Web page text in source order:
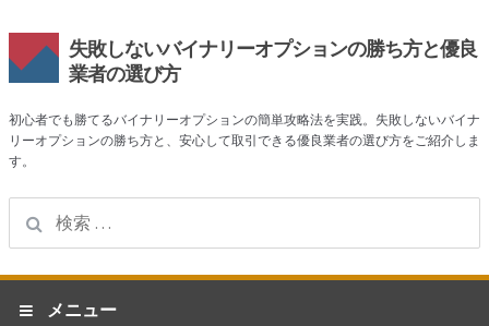
失敗しないバイナリーオプションの勝ち方と優良
業者の選び方
初心者でも勝てるバイナリーオプションの簡単攻略法を実践。失敗しないバイナ
リーオプションの勝ち方と、安心して取引できる優良業者の選び方をご紹介しま
す。
ナ
ビ
コ
ン
メニュー